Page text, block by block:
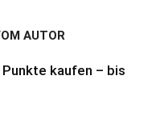
AUTOR
kaufen – bis